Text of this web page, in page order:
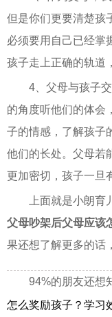
但是你们更要清楚孩
必须要用自己已经掌
孩子走上正确的轨道
4、父母与孩子
的角度听他们的体会
子的情感，了解孩子
他们的长处。父母若
更加密切，孩子一旦
上面就是小朗
父母吵架后父母应该
果还想了解更多的话
94%的朋友还想
怎么奖励孩子？学习